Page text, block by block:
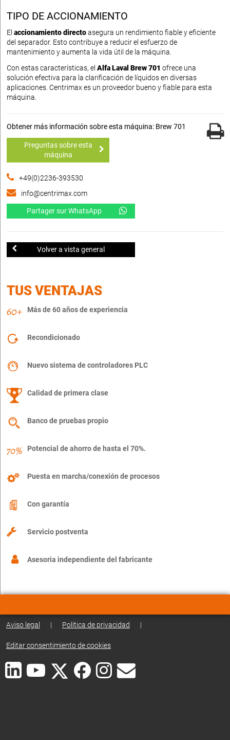
TIPO DE ACCIONAMIENTO
El accionamiento directoasegura un rendimiento fiable y eficiente
del separador. Esto contribuye a reducir el esfuerzo de
mantenimiento y aumenta la vida útil de la máquina.
Con estas características, el Alfa Laval Brew 701 ofrece una
solución efectiva para la clarificación de líquidos en diversas
aplicaciones. Centrimax es un proveedor bueno y fiable para esta
máquina.
Obtener más información sobre esta máquina: Brew 701
Preguntas sobre esta
máquina
+49(0)2236-393530
info@centrimax.com
Partager sur WhatsApp
Volver a vista general
TUS VENTAJAS
Más de 60 años de experiencia
Recondicionado
Nuevo sistema de controladores PLC
Calidad de primera clase
Banco de pruebas propio
Potencial de ahorro de hasta el 70%.
Puesta en marcha/conexión de procesos
Con garantía
Servicio postventa
Asesoria independiente del fabricante
Aviso legal | Política de privacidad |
Editar consentimiento de cookies